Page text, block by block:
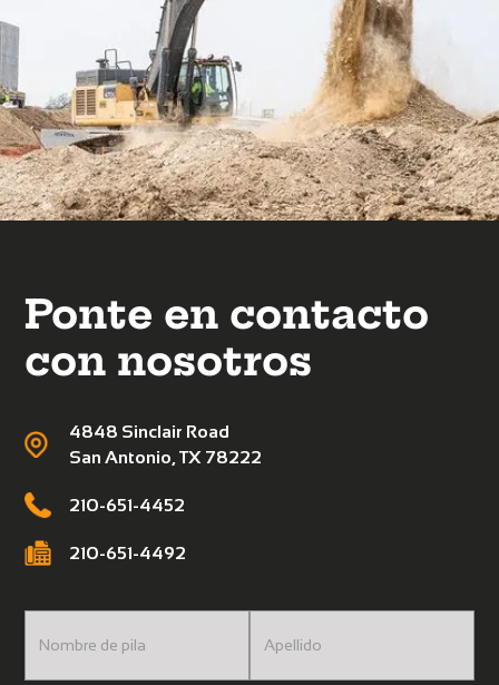
Ponte en contacto
con nosotros
4848 Sinclair Road
San Antonio, TX 78222
210-651-4452
210-651-4492